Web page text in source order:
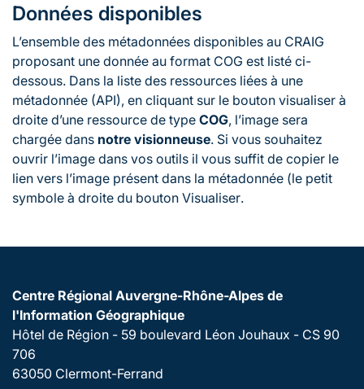
Données disponibles
L’ensemble des métadonnées disponibles au CRAIG
proposant une donnée au format COG est listé ci-
dessous. Dans la liste des ressources liées à une
métadonnée (API), en cliquant sur le bouton visualiser à
droite d’une ressource de type COG, l’image sera
chargée dans notre visionneuse. Si vous souhaitez
ouvrir l’image dans vos outils il vous suffit de copier le
lien vers l’image présent dans la métadonnée (le petit
symbole à droite du bouton Visualiser.
Centre Régional Auvergne-Rhône-Alpes de
l'Information Géographique
Hôtel de Région - 59 boulevard Léon Jouhaux - CS 90
706
63050 Clermont-Ferrand